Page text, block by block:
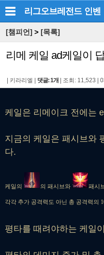
리그오브레전드 인벤
[챔피언] > [목록]
리메 케일 ad케일이
키라리엘 댓글: 1개 조회: 11,523
케일은 리메이크 전에는
지금의 케일은 패시브와
다.
케일의 의 패시브와 패시
각각 추가 공격력도 아닌 총 공격력의
평타를 때려야하는 케일